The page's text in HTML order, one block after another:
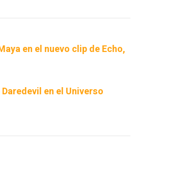
en el nuevo clip de Echo,
en el Universo